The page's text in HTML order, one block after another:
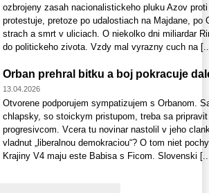
ozbrojeny zasah nacionalistickeho pluku Azov
protestuje, pretoze po udalostiach na Majdane, po
strach a smrt v uliciach. O niekolko dni miliardar
do politickeho zivota. Vzdy mal vyrazny cuch na
Orban prehral bitku a boj pokracuje
13.04.2026
Otvorene podporujem sympatizujem s Orbanom.
chlapsky, so stoickym pristupom, treba sa
progresivcom. Vcera tu novinar nastolil v jeho
vladnut „liberalnou demokraciou“? O tom niet
Krajiny V4 maju este Babisa s Ficom. Slovenski